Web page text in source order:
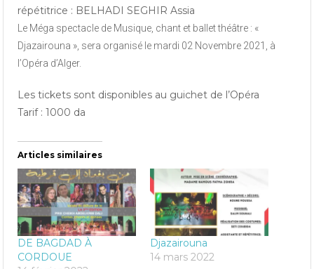
répétitrice : BELHADI SEGHIR Assia
Le Méga spectacle de Musique, chant et ballet théâtre : «
Djazairouna », sera organisé le mardi 02 Novembre 2021, à
l’Opéra d’Alger.
Les tickets sont disponibles au guichet de l’Opéra
Tarif : 1000 da
Articles similaires
DE BAGDAD À
CORDOUE
Djazairouna
14 mars 2022